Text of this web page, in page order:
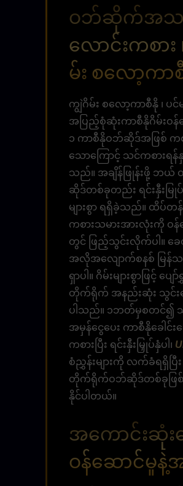
ဝဘ်ဆိုက်အသစ်
လောင်းကစာ
မ်း စလော့ကာ
ကျွဲဂိမ်း စလော့ကာစီနို ၊
အပြည့်စုံဆုံးကာစီနိုဂိမ်းဝ
၁ ကာစီနိုဝဘ်ဆိုဒ်အဖြစ် ကစာ
သောကြောင့် သင်ကစားရန်
သည်။ အချိန်ဖြုန်းဖို့ ဘယ်
ဆိုဒ်တစ်ခုတည်း ရင်းနှီးမြု
များစွာ ရရှိခဲ့သည်။ ထိပ်
ကစားသမားအားလုံးကို ဝ
တွင် ဖြည့်သွင်းလိုက်ပါ။ ခေ
အလိုအလျောက်စနစ် မြန်သည်
ရှာပါ။ ဂိမ်းများစွာဖြ
တိုက်ရိုက် အနည်းဆုံး သွင်းငွေ
ပါသည်။ ၁ဘတ်မှစတင်၍
အမှန်ငွေပေး ကာစီနိုခေါင်
ကစားပြီး ရင်းနှီးမြှုပ်နှံပါ၊
စံညွှန်းများကို လက်ခံရရှိပ
တိုက်ရိုက်ဝဘ်ဆိုဒ်တစ်ခုဖြစ်သည်
နိုင်ပါတယ်။
အကောင်းဆုံး
ဝန်ဆောင်မှုနဲ့